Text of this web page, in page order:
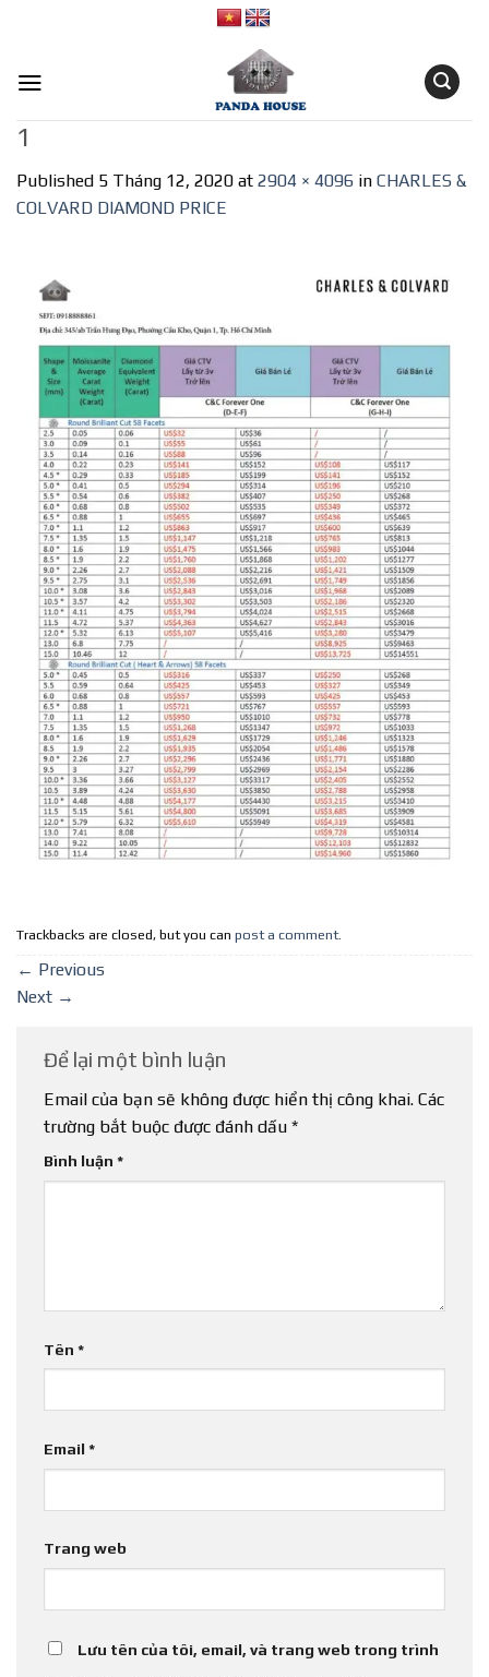
1
Published 5 Tháng 12, 2020 at 2904 × 4096 in CHARLES &
COLVARD DIAMOND PRICE
Trackbacks are closed, but you can post a comment.
← Previous
Next →
Để lại một bình luận
Email của bạn sẽ không được hiển thị công khai. Các
trường bắt buộc được đánh dấu *
Bình luận *
Tên *
Email *
Trang web
Lưu tên của tôi, email, và trang web trong trình